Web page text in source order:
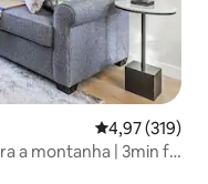
4,97 de uma
4,97 (319)
a montanha | 3min f/